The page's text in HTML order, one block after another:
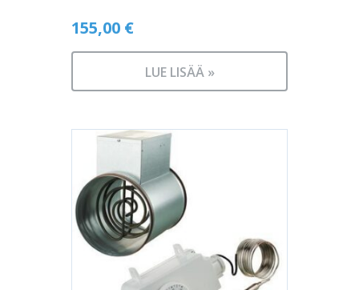
155,00 €
LUE LISÄÄ »